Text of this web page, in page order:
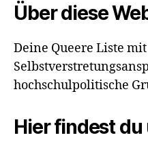
Über diese
Deine Queere Liste mit
hochschulpolitische
Hier findest du